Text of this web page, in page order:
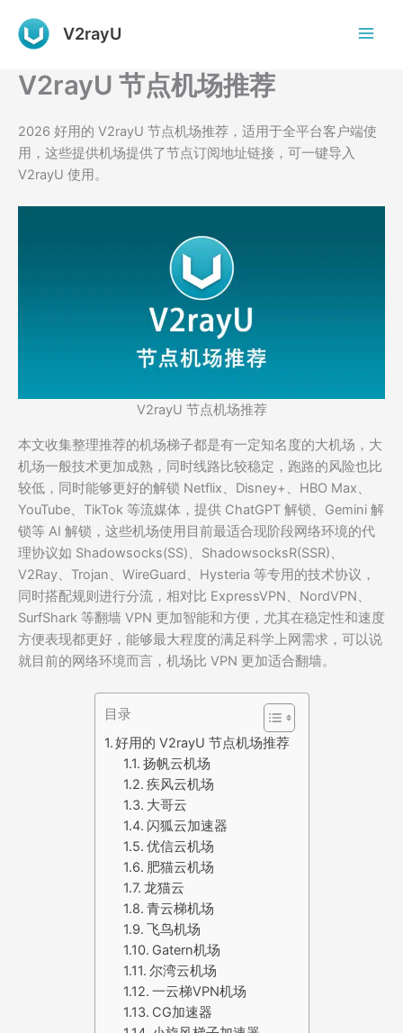
V2rayU
V2rayU 节点机场推荐
2026 好用的 V2rayU 节点机场推荐，适用于全平台客户端使
用，这些提供机场提供了节点订阅地址链接，可一键导入
V2rayU 使用。
V2rayU 节点机场推荐
本文收集整理推荐的机场梯子都是有一定知名度的大机场，大
机场一般技术更加成熟，同时线路比较稳定，跑路的风险也比
较低，同时能够更好的解锁 Netflix、Disney+、HBO Max、
YouTube、TikTok 等流媒体，提供 ChatGPT 解锁、Gemini 解
锁等 AI 解锁，这些机场使用目前最适合现阶段网络环境的代
理协议如 Shadowsocks(SS)、ShadowsocksR(SSR)、
V2Ray、Trojan、WireGuard、Hysteria 等专用的技术协议，
同时搭配规则进行分流，相对比 ExpressVPN、NordVPN、
SurfShark 等翻墙 VPN 更加智能和方便，尤其在稳定性和速度
方便表现都更好，能够最大程度的满足科学上网需求，可以说
就目前的网络环境而言，机场比 VPN 更加适合翻墙。
目录
好用的 V2rayU 节点机场推荐
扬帆云机场
疾风云机场
大哥云
闪狐云加速器
优信云机场
肥猫云机场
龙猫云
青云梯机场
飞鸟机场
Gatern机场
尔湾云机场
一云梯VPN机场
CG加速器